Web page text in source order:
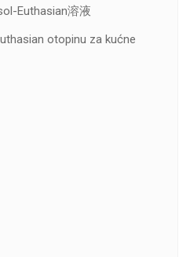
Euthasian溶液
otopinu za kućne